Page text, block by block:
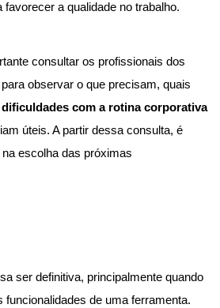
a qualidade no trabalho.
consultar os profissionais dos
observar o que precisam, quais
com a rotina corporativa
úteis. A partir dessa consulta, é
escolha das próximas
ser definitiva, principalmente quando
funcionalidades de uma ferramenta.